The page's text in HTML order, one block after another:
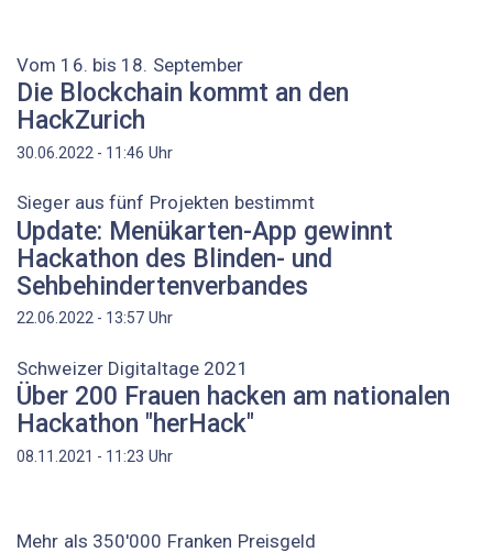
Vom 16. bis 18. September
Die Blockchain kommt an den
HackZurich
30.06.2022 - 11:46 Uhr
Sieger aus fünf Projekten bestimmt
Update: Menükarten-App gewinnt
Hackathon des Blinden- und
Sehbehindertenverbandes
22.06.2022 - 13:57 Uhr
Schweizer Digitaltage 2021
Über 200 Frauen hacken am nationalen
Hackathon "herHack"
08.11.2021 - 11:23 Uhr
Mehr als 350'000 Franken Preisgeld